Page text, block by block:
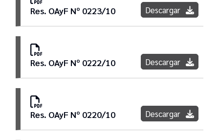
Res. OAyF Nº 0223/10 Descargar
Res. OAyF Nº 0222/10 Descargar
Res. OAyF Nº 0220/10 Descargar